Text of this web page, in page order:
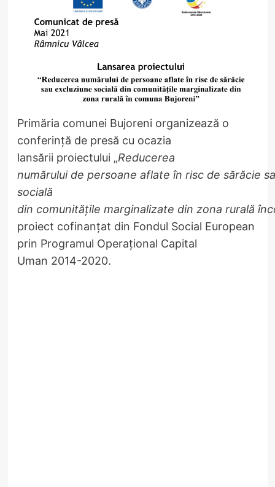
Primăria comunei Bujoreni organizează o
conferință de presă cu ocazia
lansării proiectului „Reducerea
numărului de persoane aflate în risc de sărăcie
socială
din comunităţile marginalizate din zona rurală
proiect cofinanţat din Fondul Social European
prin Programul Operațional Capital
Uman 2014-2020.